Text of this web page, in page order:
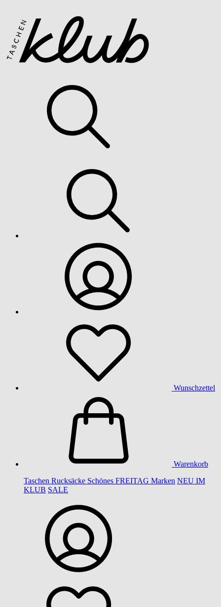
Wunschzettel
Warenkorb
Taschen Rucksäcke Schönes FREITAG Marken NEU IM
KLUB SALE